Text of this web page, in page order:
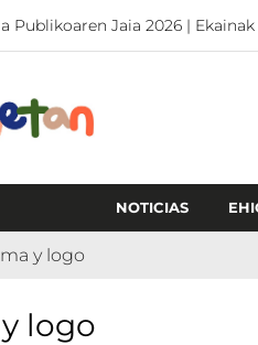
Publikoaren Jaia 2026 |
NOTICIAS
y logo
logo